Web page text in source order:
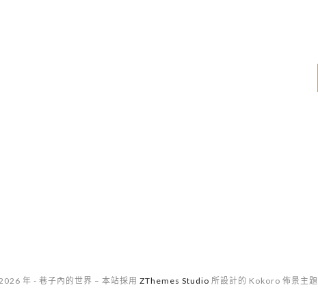
年 - 巷子內的世界 – 本站採用 ZThemes Studio 所設計的 Kokoro 佈景主題